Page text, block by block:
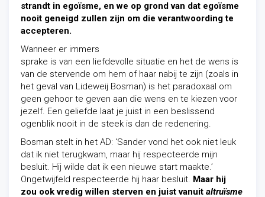
strandt in egoïsme, en we op grond van dat egoïsme
nooit geneigd zullen zijn om die verantwoording te
accepteren.
Wanneer er immers
sprake is van een liefdevolle situatie en het de wens is
van de stervende om hem of haar nabij te zijn (zoals in
het geval van Lideweij Bosman) is het paradoxaal om
geen gehoor te geven aan die wens en te kiezen voor
jezelf. Een geliefde laat je juist in een beslissend
ogenblik nooit in de steek is dan de redenering.
Bosman stelt in het AD: ‘Sander vond het ook niet leuk
dat ik niet terugkwam, maar hij respecteerde mijn
besluit. Hij wilde dat ik een nieuwe start maakte.’
Ongetwijfeld respecteerde hij haar besluit. Maar hij
zou ook vredig willen sterven en juist vanuit altruïsme